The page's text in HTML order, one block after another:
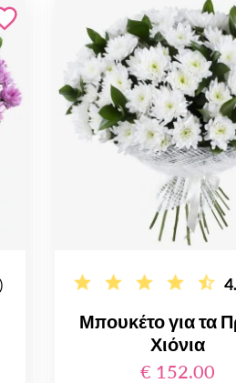
Μπουκέτο για τα
Χιόνια
€ 152.00